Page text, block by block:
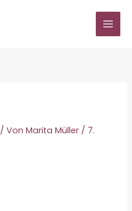
/ VonMarita Müller / 7.